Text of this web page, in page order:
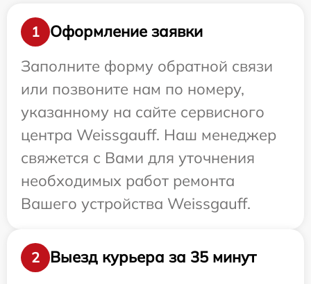
1
Оформление заявки
Заполните форму обратной связи
или позвоните нам по номеру,
указанному на сайте сервисного
центра Weissgauff. Наш менеджер
свяжется с Вами для уточнения
необходимых работ ремонта
Вашего устройства Weissgauff.
2
Выезд курьера за 35 минут